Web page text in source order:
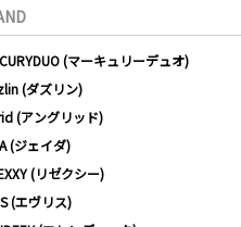
(マーキュリーデュオ)
(ダズリン)
(アングリッド)
(ジェイダ)
(リゼクシー)
(エヴリス)